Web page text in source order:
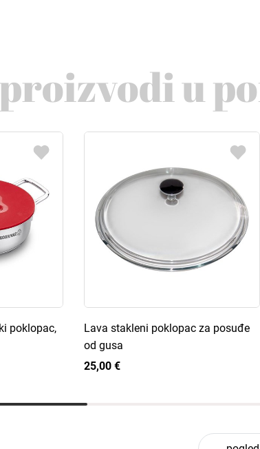
u
poklopac,
Lava stakleni poklopac za posuđe
od gusa
25,00 €